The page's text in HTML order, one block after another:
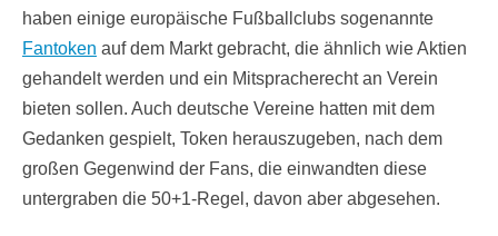
haben einige europäische Fußballclubs sogenannte
Fantoken auf dem Markt gebracht, die ähnlich wie Aktien
gehandelt werden und ein Mitspracherecht an Verein
bieten sollen. Auch deutsche Vereine hatten mit dem
Gedanken gespielt, Token herauszugeben, nach dem
großen Gegenwind der Fans, die einwandten diese
untergraben die 50+1-Regel, davon aber abgesehen.